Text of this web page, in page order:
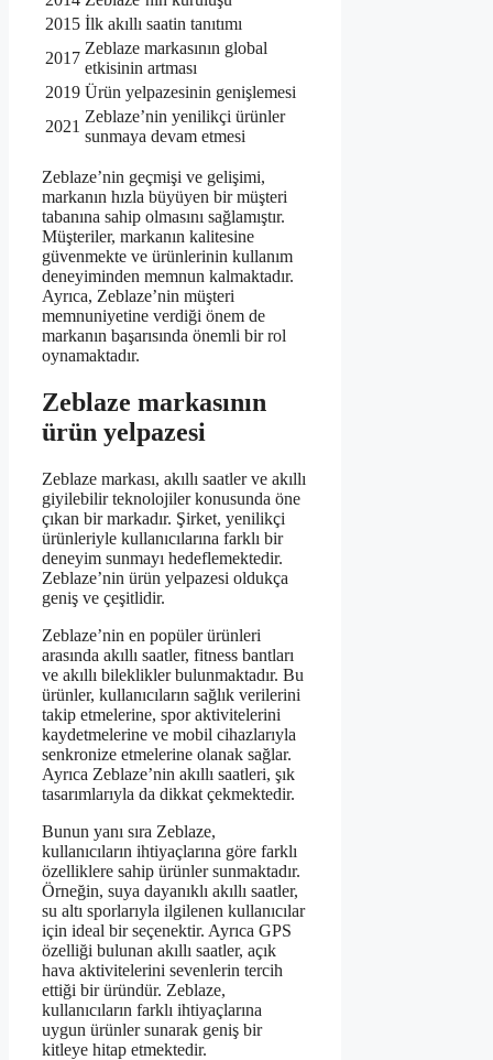
2015 İlk akıllı saatin tanıtımı
2017
Zeblaze markasının global
etkisinin artması
2019 Ürün yelpazesinin genişlemesi
2021
Zeblaze’nin yenilikçi ürünler
sunmaya devam etmesi
Zeblaze’nin geçmişi ve gelişimi,
markanın hızla büyüyen bir müşteri
tabanına sahip olmasını sağlamıştır.
Müşteriler, markanın kalitesine
güvenmekte ve ürünlerinin kullanım
deneyiminden memnun kalmaktadır.
Ayrıca, Zeblaze’nin müşteri
memnuniyetine verdiği önem de
markanın başarısında önemli bir rol
oynamaktadır.
Zeblaze markasının
ürün yelpazesi
Zeblaze markası, akıllı saatler ve akıllı
giyilebilir teknolojiler konusunda öne
çıkan bir markadır. Şirket, yenilikçi
ürünleriyle kullanıcılarına farklı bir
deneyim sunmayı hedeflemektedir.
Zeblaze’nin ürün yelpazesi oldukça
geniş ve çeşitlidir.
Zeblaze’nin en popüler ürünleri
arasında akıllı saatler, fitness bantları
ve akıllı bileklikler bulunmaktadır. Bu
ürünler, kullanıcıların sağlık verilerini
takip etmelerine, spor aktivitelerini
kaydetmelerine ve mobil cihazlarıyla
senkronize etmelerine olanak sağlar.
Ayrıca Zeblaze’nin akıllı saatleri, şık
tasarımlarıyla da dikkat çekmektedir.
Bunun yanı sıra Zeblaze,
kullanıcıların ihtiyaçlarına göre farklı
özelliklere sahip ürünler sunmaktadır.
Örneğin, suya dayanıklı akıllı saatler,
su altı sporlarıyla ilgilenen kullanıcılar
için ideal bir seçenektir. Ayrıca GPS
özelliği bulunan akıllı saatler, açık
hava aktivitelerini sevenlerin tercih
ettiği bir üründür. Zeblaze,
kullanıcıların farklı ihtiyaçlarına
uygun ürünler sunarak geniş bir
kitleye hitap etmektedir.